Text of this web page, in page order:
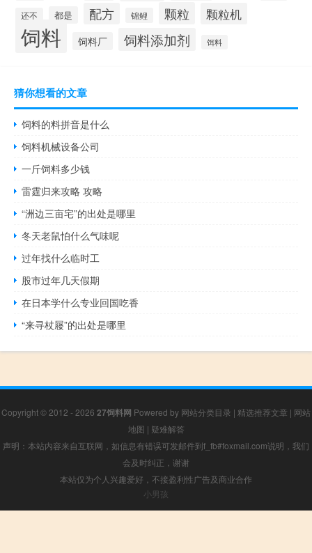
还不 都是 配方 锦鲤 颗粒 颗粒机
饲料 饲料厂 饲料添加剂 饵料
猜你想看的文章
饲料的料拼音是什么
饲料机械设备公司
一斤饲料多少钱
雷霆归来攻略 攻略
“洲边三亩宅”的出处是哪里
冬天老鼠怕什么气味呢
过年找什么临时工
股市过年几天假期
在日本学什么专业回国吃香
“来寻杖屦”的出处是哪里
Copyright © 2012 - 2026 27饲料网 Powered by 网站分类目录 | 精选推荐文章 | 网站
地图 | 疑难解答
声明：本站内容来自互联网，如信息有错误可发邮件到f_fb#foxmail.com说明，我们
会及时纠正，谢谢
本站仅为个人兴趣爱好，不接盈利性广告及商业合作
小男孩